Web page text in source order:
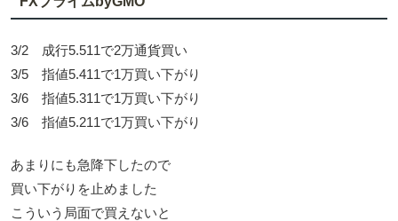
3/2 成行5.511で2万通貨買い
3/5 指値5.411で1万買い下がり
3/6 指値5.311で1万買い下がり
3/6 指値5.211で1万買い下がり
あまりにも急降下したので
買い下がりを止めました
こういう局面で買えないと